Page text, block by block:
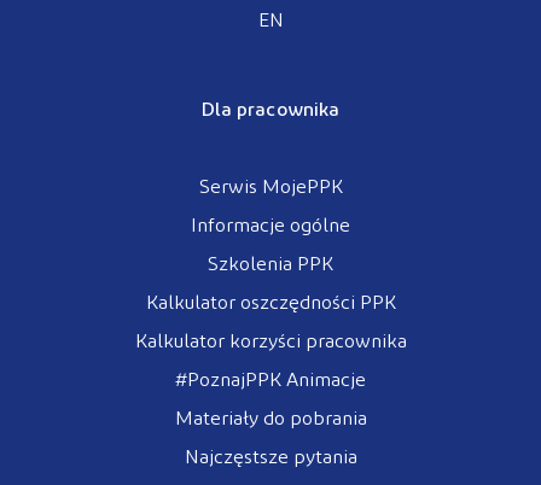
EN
Dla pracownika
Serwis MojePPK
Informacje ogólne
Szkolenia PPK
Kalkulator oszczędności PPK
Kalkulator korzyści pracownika
#PoznajPPK Animacje
Materiały do pobrania
Najczęstsze pytania